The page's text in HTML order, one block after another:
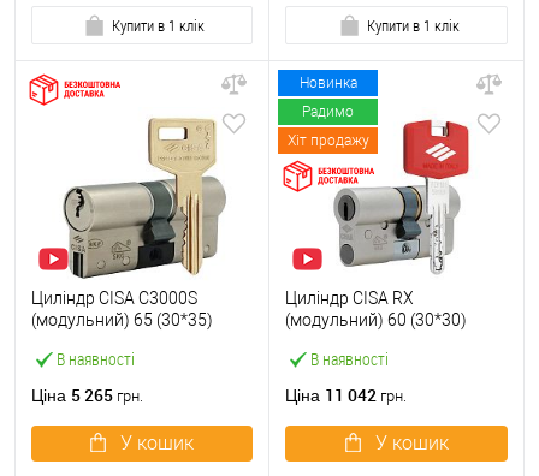
Купити в 1 клік Купити в 1 клік
В наявності
Циліндр CISA C3000S
(модульний) 65 (30*35)
Ціна 5 265 грн.
У кошик
Новинка
Радимо
Хіт продажу
В наявності
Циліндр CISA RX
(модульний) 60 (30*30)
Ціна 11 042 грн.
У кошик